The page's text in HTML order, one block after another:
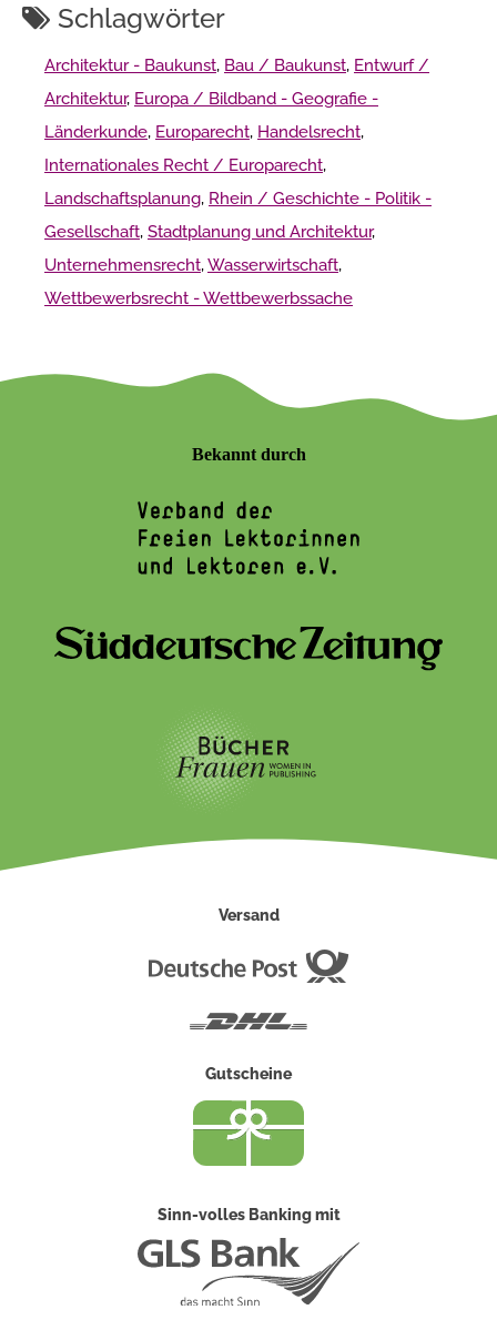
Schlagwörter
Architektur - Baukunst, Bau / Baukunst, Entwurf /
Architektur, Europa / Bildband - Geografie -
Länderkunde, Europarecht, Handelsrecht,
Internationales Recht / Europarecht,
Landschaftsplanung, Rhein / Geschichte - Politik -
Gesellschaft, Stadtplanung und Architektur,
Unternehmensrecht,Wasserwirtschaft,
Wettbewerbsrecht - Wettbewerbssache
Bekannt durch
Versand
Gutscheine
Sinn-volles Banking mit